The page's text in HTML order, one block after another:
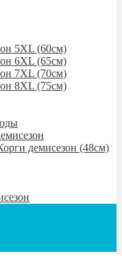
5XL (60см)
6XL (65см)
7XL (70см)
8XL (75см)
демисезон (48см)